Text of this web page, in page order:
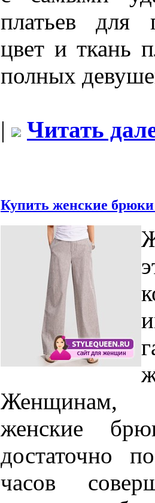
платьев для
цвет и ткань
полных
| Читать
Купить женские брюки
Женщинам,
женские
достаточно
часов